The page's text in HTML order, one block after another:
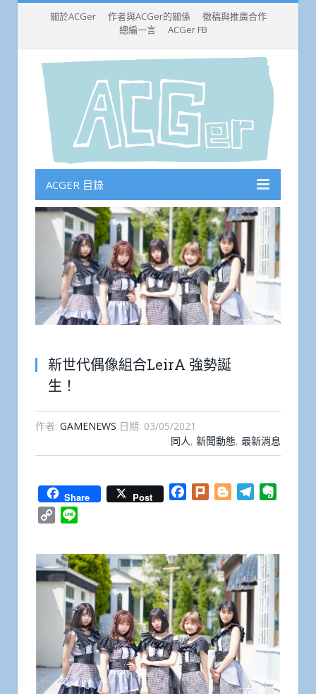
關於ACGer 作者與ACGer的關係
徵稿與推廣合作
總編一言
ACGer FB
ACGER 目錄
新世代偶像組合LeirA 強勢誕
生！
作者: GAMENEWS 日期: 03/05/2021
同人, 新聞動態, 最新消息
Share Post Facebook
Plurk BloggerTelegram
Copy